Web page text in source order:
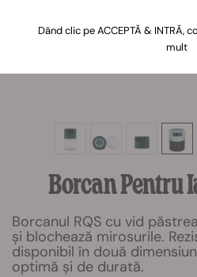
Borcan Pentru
Borcanul RQS cu vid
și blochează mirosurile.
disponibil în două
optimă și de durată.
Dând clic pe ACCEPTĂ & INTRĂ,
mult